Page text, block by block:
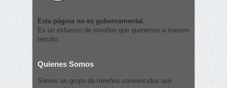
Esta página no es gubernamental.
Es un esfuerzo de mireños que queremos a nuestro
terruño.
Quienes Somos
Somos un grupo de mireños convencidos que